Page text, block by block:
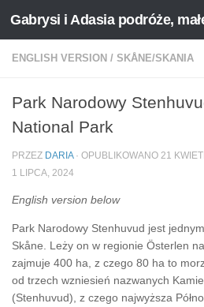
Przejdź do treści
Gabrysi i Adasia podróże,
ENGLISH VERSION / SKÅNE/SKANIA
Park Narodowy
National Park
PRZEZ DARIA · OPUBLIKOWANO 21
1 LIPCA, 2024
English version below
Park Narodowy Stenhuvud jest
Skåne. Leży on w regionie Österlen
zajmuje 400 ha, z czego 80 ha to
od trzech wzniesień nazwanych
(Stenhuvud), z czego najwyższa